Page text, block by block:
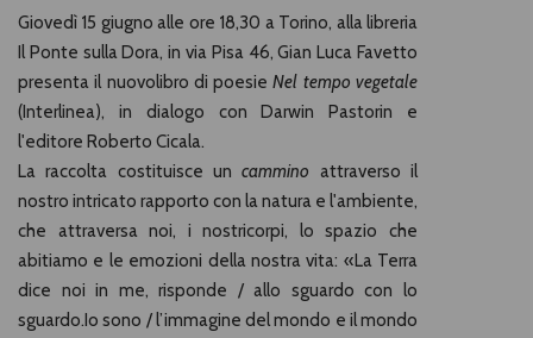
Giovedì 15 giugno alle ore 18,30 a Torino, alla libreria
Il Ponte sulla Dora, in via Pisa 46, Gian Luca Favetto
presenta il nuovolibro di poesieNel tempo vegetale
(Interlinea), in dialogo con Darwin Pastorin e
l'editore Roberto Cicala.
La raccolta costituisce uncammino attraverso il
nostro intricato rapporto con la natura e l'ambiente,
che attraversa noi, i nostricorpi, lo spazio che
abitiamo e le emozioni della nostra vita: «La Terra
dice noi in me, risponde / allo sguardo con lo
sguardo.Io sono / l’immagine del mondo e il mondo